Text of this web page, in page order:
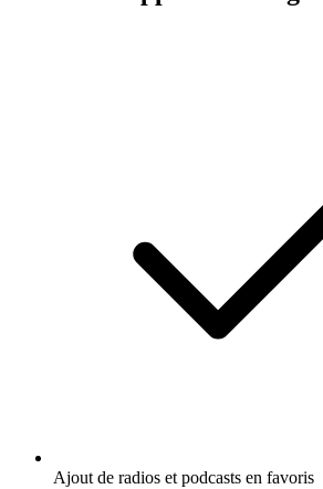
Ajout de radios et podcasts en favoris